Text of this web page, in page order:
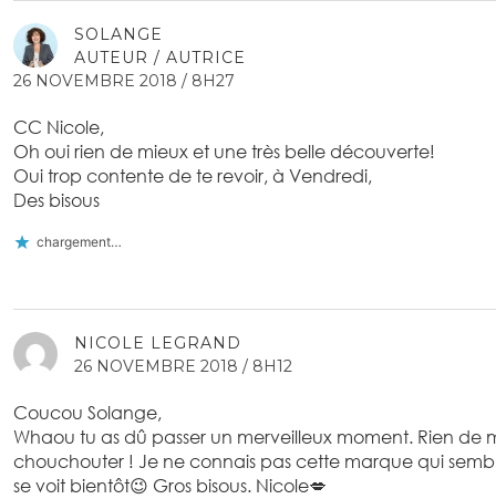
SOLANGE
AUTEUR / AUTRICE
26 NOVEMBRE 2018 / 8H27
CC Nicole,
Oh oui rien de mieux et une très belle découverte!
Oui trop contente de te revoir, à Vendredi,
Des bisous
chargement…
NICOLE LEGRAND
26 NOVEMBRE 2018 / 8H12
Coucou Solange,
Whaou tu as dû passer un merveilleux moment. Rien de
chouchouter ! Je ne connais pas cette marque qui
se voit bientôt😉 Gros bisous. Nicole💋